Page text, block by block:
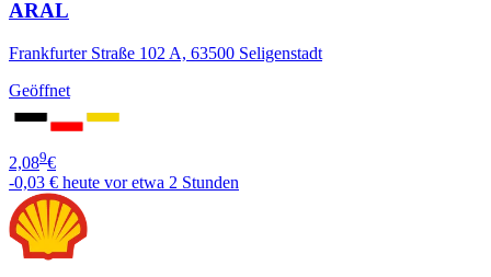
ARAL
Frankfurter Straße 102 A, 63500 Seligenstadt
Geöffnet
2,089€
-0,03 € heute vor etwa 2 Stunden